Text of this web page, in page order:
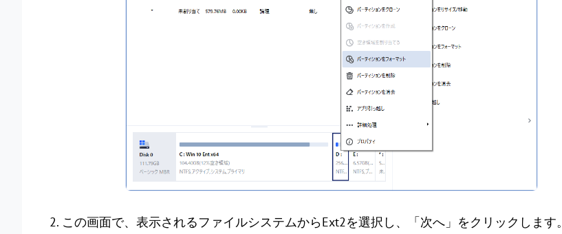
2. この画面で、表示されるファイルシステムからExt2を選択し、「次へ」をクリックします。